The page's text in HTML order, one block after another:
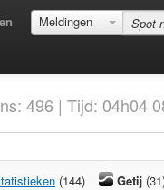
Meldingen
496 | Tijd: 04h04
(144) Getij